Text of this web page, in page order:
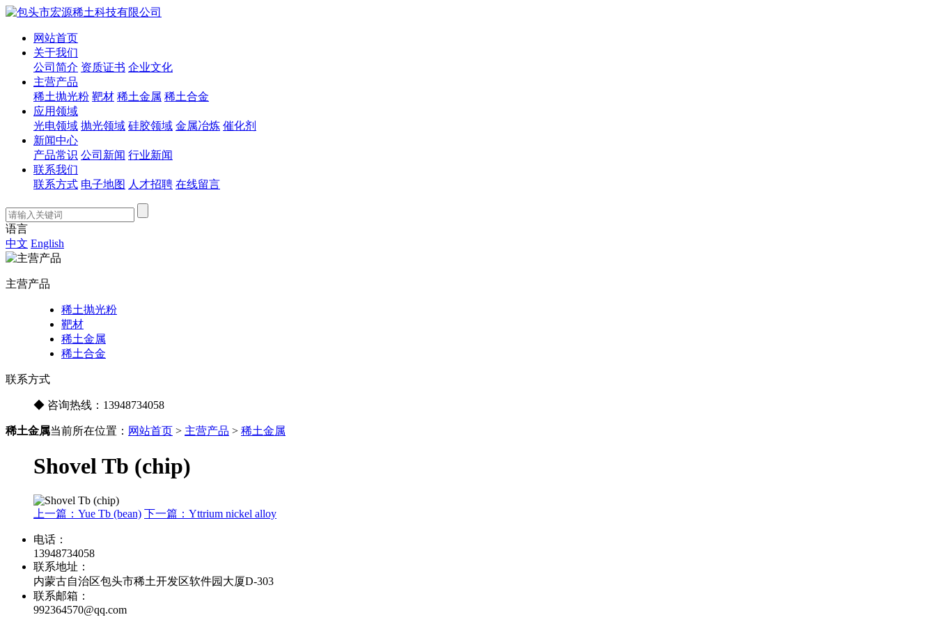
网站首页
关于我们
公司简介 资质证书 企业文化
主营产品
稀土抛光粉 靶材 稀土金属 稀土合金
应用领域
光电领域 抛光领域 硅胶领域 金属冶炼 催化剂
新闻中心
产品常识 公司新闻 行业新闻
联系我们
联系方式 电子地图 人才招聘 在线留言
语言
中文 English
主营产品
稀土抛光粉
靶材
稀土金属
稀土合金
联系方式
◆ 咨询热线： 13948734058
稀土金属当前所在位置： 网站首页 > 主营产品 > 稀土金属
Shovel Tb (chip)
上一篇：Yue Tb (bean) 下一篇：Yttrium nickel alloy
电话：
13948734058
联系地址：
内蒙古自治区包头市稀土开发区软件园大厦D-303
联系邮箱：
992364570@qq.com